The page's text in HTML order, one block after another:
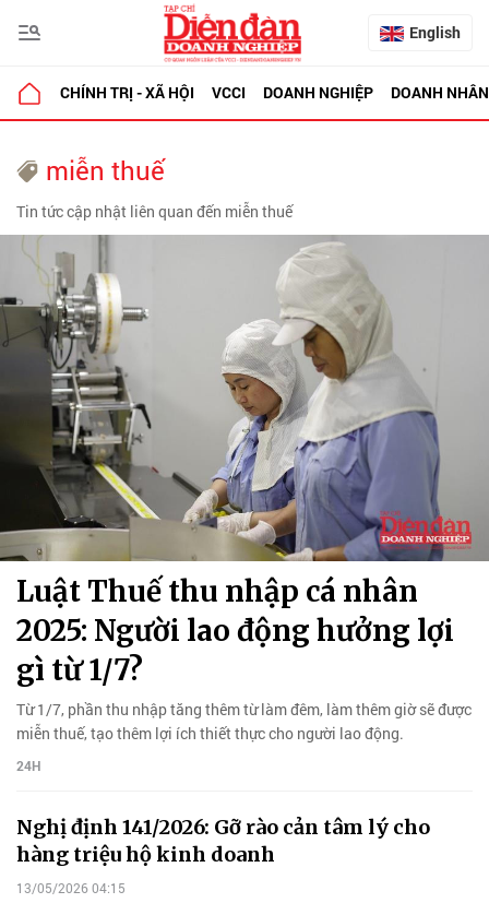
English
CHÍNH TRỊ - XÃ HỘI VCCI DOANH NGHIỆP DOANH NHÂN
miễn thuế
Tin tức cập nhật liên quan đến miễn thuế
Luật Thuế thu nhập cá nhân
2025: Người lao động hưởng lợi
gì từ 1/7?
Từ 1/7, phần thu nhập tăng thêm từ làm đêm, làm thêm giờ sẽ được
miễn thuế, tạo thêm lợi ích thiết thực cho người lao động.
24H
Nghị định 141/2026: Gỡ rào cản tâm lý cho
hàng triệu hộ kinh doanh
13/05/2026 04:15